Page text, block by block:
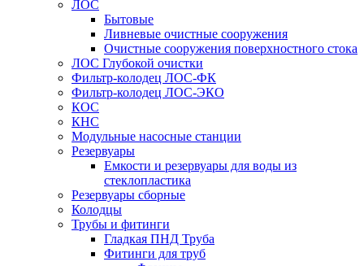
ЛОС
Бытовые
Ливневые очистные сооружения
Очистные сооружения поверхностного стока
ЛОС Глубокой очистки
Фильтр-колодец ЛОС-ФК
Фильтр-колодец ЛОС-ЭКО
КОС
КНС
Модульные насосные станции
Резервуары
Емкости и резервуары для воды из
стеклопластика
Резервуары сборные
Колодцы
Трубы и фитинги
Гладкая ПНД Труба
Фитинги для труб